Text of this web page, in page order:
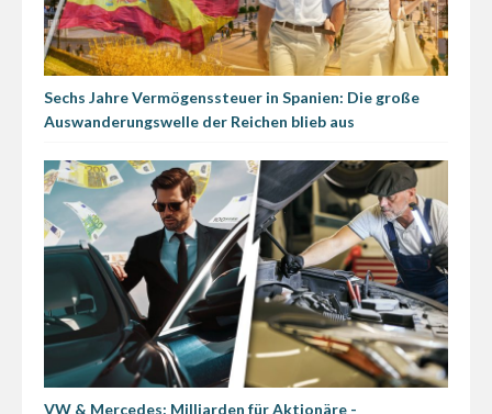
Sechs Jahre Vermögenssteuer in Spanien: Die große
Auswanderungswelle der Reichen blieb aus
VW & Mercedes: Milliarden für Aktionäre -